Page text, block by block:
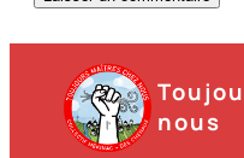
nous